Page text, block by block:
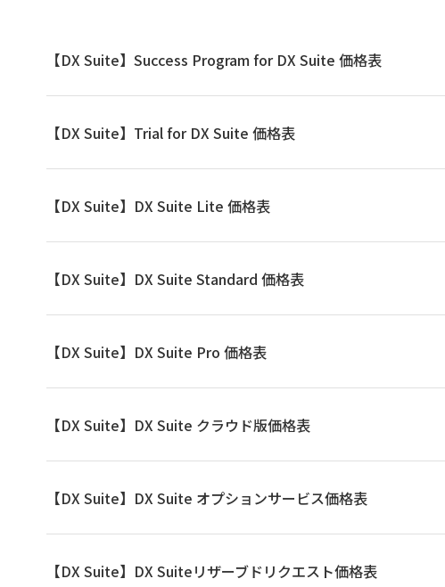
【DX Suite】Success Program for DX Suite 価格表
【DX Suite】Trial for DX Suite 価格表
【DX Suite】DX Suite Lite 価格表
【DX Suite】DX Suite Standard 価格表
【DX Suite】DX Suite Pro 価格表
【DX Suite】DX Suite クラウド版価格表
【DX Suite】DX Suite オプションサービス価格表
【DX Suite】DX Suiteリザーブドリクエスト価格表